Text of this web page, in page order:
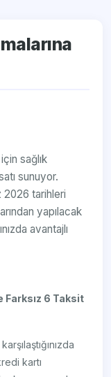
sağlık
sunuyor.
2026 tarihleri
yapılacak
avantajlı
Farksız 6 Taksit
kartı